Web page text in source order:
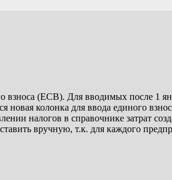
взноса (ЕСВ). Для вводимых после 1
новая колонка для ввода единого
налогов в справочнике затрат
вручную, т.к. для каждого